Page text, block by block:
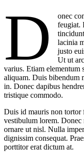
D
onec
feugiat.
lacinia
justo
Ut ut
varius. Etiam elementum
aliquam. Duis bibendum
in. Donec dapibus
tristique commodo.
Duis id mauris non
vestibulum lorem. Donec
ornare ut nisl. Nulla
dignissim consequat.
porttitor erat dictum at.